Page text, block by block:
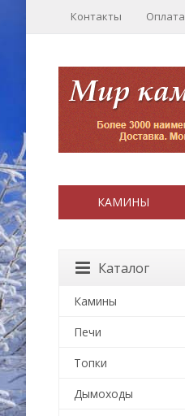
Контакты Оплата
КАМИНЫ
Каталог
Камины
Печи
Топки
Дымоходы